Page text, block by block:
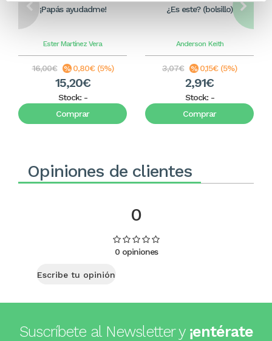
¡Papás ayudadme!
Ester Martínez Vera
16,00€ 0,80€ (5%)
15,20€
Stock: -
Comprar
¿Es este? (bolsillo)
Anderson Keith
3,07€ 0,15€ (5%)
2,91€
Stock: -
Comprar
Opiniones de clientes
0
0 opiniones
Escribe tu opinión
Suscríbete al Newsletter y ¡entérate